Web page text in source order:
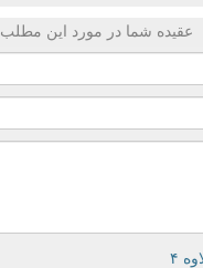
عقیده شما در مورد این مطلب